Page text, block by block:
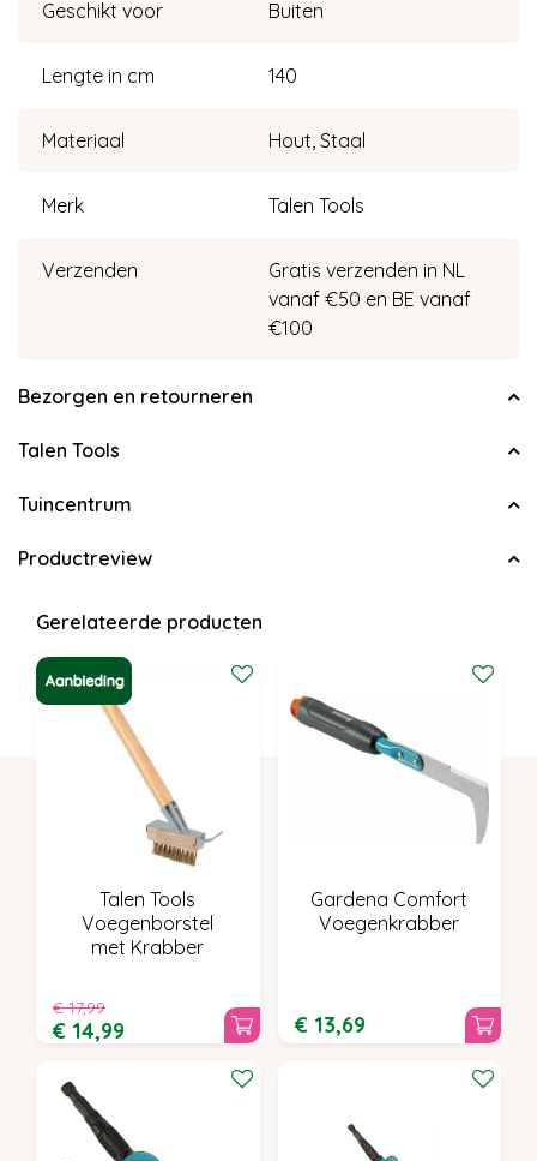
Geschikt voor Buiten
Lengte in cm 140
Materiaal Hout, Staal
Merk Talen Tools
Verzenden
Gratis verzenden in NL
vanaf €50 en BE vanaf
€100
Bezorgen en retourneren
Talen Tools
Tuincentrum
Productreview
Gerelateerde producten
Talen Tools
Voegenborstel
met Krabber
€ 17,99
€ 14,99
Gardena Comfort
Voegenkrabber
€ 13,69